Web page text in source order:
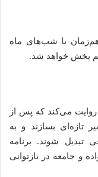
شده‌ و هم‌زمان با شب‌های ماه
می‌کند که پس از
تازه‌ای بسازند و به
تبدیل شوند. برنامه
و جامعه در بازتوانی